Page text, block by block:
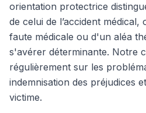
orientation protectrice
de celui de l’accident
faute médicale ou d'un aléa
s'avérer déterminante. Notre
régulièrement sur les
indemnisation des préjudices
victime.